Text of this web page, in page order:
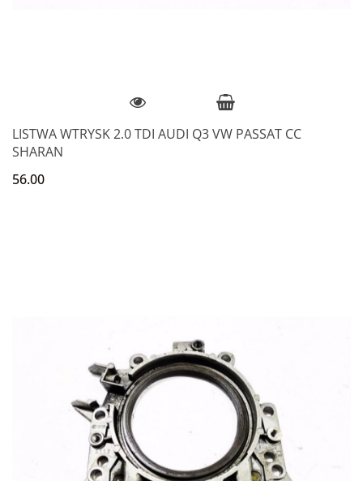
LISTWA WTRYSK 2.0 TDI AUDI Q3 VW PASSAT CC
SHARAN
56.00